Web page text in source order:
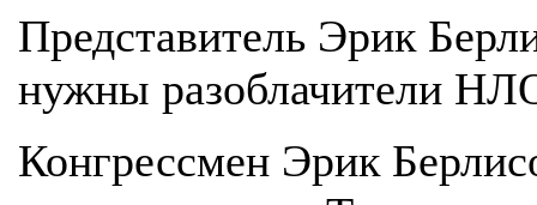
Представитель Эрик
нужны разоблачители
Конгрессмен Эрик